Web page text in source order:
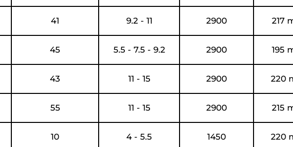
41 9.2 - 11 2900 217
45 5.5 - 7.5 - 9.2 2900 195
43 11 - 15 2900 220
55 11 - 15 2900 215
10 4 - 5.5 1450 220